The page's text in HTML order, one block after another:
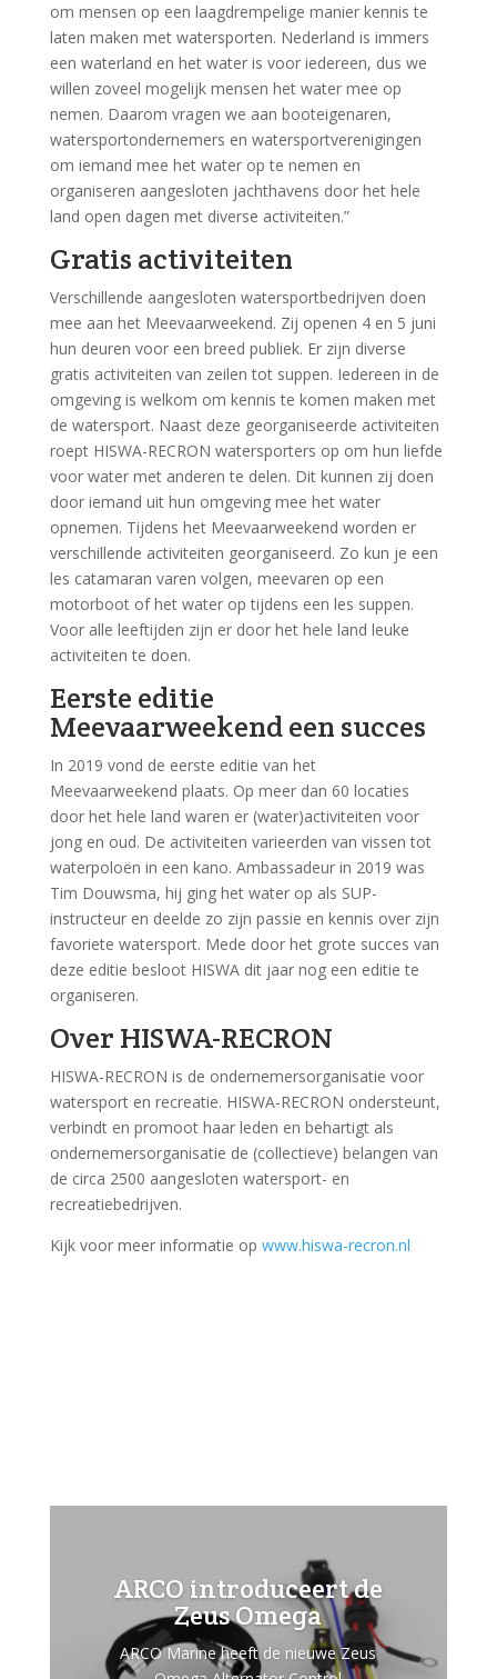
om mensen op een laagdrempelige manier kennis te
laten maken met watersporten. Nederland is immers
een waterland en het water is voor iedereen, dus we
willen zoveel mogelijk mensen het water mee op
nemen. Daarom vragen we aan booteigenaren,
watersportondernemers en watersportverenigingen
om iemand mee het water op te nemen en
organiseren aangesloten jachthavens door het hele
land open dagen met diverse activiteiten.”
Gratis activiteiten
Verschillende aangesloten watersportbedrijven doen
mee aan het Meevaarweekend. Zij openen 4 en 5 juni
hun deuren voor een breed publiek. Er zijn diverse
gratis activiteiten van zeilen tot suppen. Iedereen in de
omgeving is welkom om kennis te komen maken met
de watersport. Naast deze georganiseerde activiteiten
roept HISWA-RECRON watersporters op om hun liefde
voor water met anderen te delen. Dit kunnen zij doen
door iemand uit hun omgeving mee het water
opnemen. Tijdens het Meevaarweekend worden er
verschillende activiteiten georganiseerd. Zo kun je een
les catamaran varen volgen, meevaren op een
motorboot of het water op tijdens een les suppen.
Voor alle leeftijden zijn er door het hele land leuke
activiteiten te doen.
Eerste editie
Meevaarweekend een succes
In 2019 vond de eerste editie van het
Meevaarweekend plaats. Op meer dan 60 locaties
door het hele land waren er (water)activiteiten voor
jong en oud. De activiteiten varieerden van vissen tot
waterpoloën in een kano. Ambassadeur in 2019 was
Tim Douwsma, hij ging het water op als SUP-
instructeur en deelde zo zijn passie en kennis over zijn
favoriete watersport. Mede door het grote succes van
deze editie besloot HISWA dit jaar nog een editie te
organiseren.
Over HISWA-RECRON
HISWA-RECRON is de ondernemersorganisatie voor
watersport en recreatie. HISWA-RECRON ondersteunt,
verbindt en promoot haar leden en behartigt als
ondernemersorganisatie de (collectieve) belangen van
de circa 2500 aangesloten watersport- en
recreatiebedrijven.
Kijk voor meer informatie op www.hiswa-recron.nl
ARCO introduceert de
Zeus Omega
ARCO Marine heeft de nieuwe Zeus